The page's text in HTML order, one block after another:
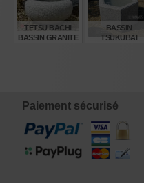
375,00 155,00€
TETSU BACHI
BASSIN GRANITE
BASSIN
TSUKUBAI
Paiement sécurisé